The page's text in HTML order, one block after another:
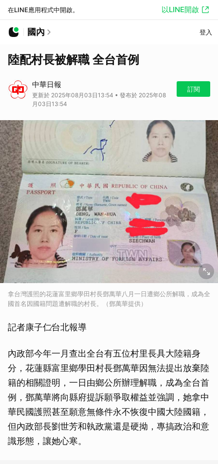
在LINE應用程式中開啟。 以LINE開啟
國內 登入
陸配村長被解職 全台首例
中華日報
更新於 2025年08月03日13:54 • 發布於 2025年08
月03日13:54
訂閱
拿台灣護照的花蓮富里鄉學田村長鄧萬華八月一日遭鄉公所解職，成為全
國首名因國籍問題遭解職的村長。（鄧萬華提供）
記者康子仁∕台北報導
內政部今年一月查出全台有五位村里長具大陸籍身
分，花蓮縣富里鄉學田村長鄧萬華因無法提出放棄陸
籍的相關證明，一日由鄉公所辦理解職，成為全台首
例，鄧萬華將向縣府提訴願爭取權益並強調，她拿中
華民國護照甚至願意無條件永不恢復中國大陸國籍，
但內政部長劉世芳和執政黨還是硬拗，專搞政治和意
識形態，讓她心寒。